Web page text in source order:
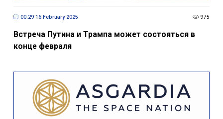
00:29 16 February 2025 975
Встреча Путина и Трампа может состояться в
конце февраля